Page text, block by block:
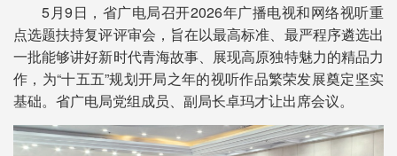
5月9日，省广电局召开2026年广播电视和网络视听重
点选题扶持复评评审会，旨在以最高标准、最严程序遴选出
一批能够讲好新时代青海故事、展现高原独特魅力的精品力
作，为“十五五”规划开局之年的视听作品繁荣发展奠定坚实
基础。省广电局党组成员、副局长卓玛才让出席会议。